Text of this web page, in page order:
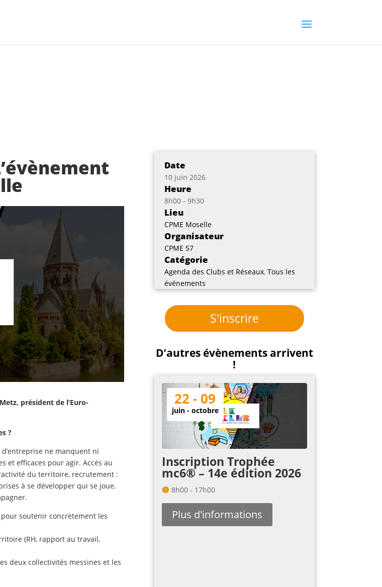
président de l’Euro-
?
ne manquent ni
et efficaces pour agir. Accès au
du territoire, recrutement :
à se développer qui se joue.
soutenir concrètement les
(RH, rapport au travail,
deux collectivités messines et les
Date
10 juin 2026
Heure
8h00 - 9h30
Lieu
CPME Moselle
Organisateur
CPME 57
Catégorie
Agenda des Clubs et Réseaux, Tous les
événements
S'inscrire
D’autres évènements arrivent
!
22 - 09
juin - octobre
Inscription Trophée
mc6® – 14e édition 2026
8h00 - 17h00
Plus d'informations